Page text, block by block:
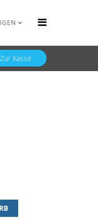
Zur Kasse